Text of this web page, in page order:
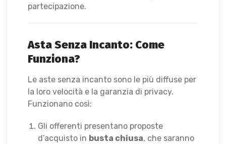
partecipazione.
Asta Senza Incanto: Come
Funziona?
Le aste senza incanto sono le più diffuse per
la loro velocità e la garanzia di privacy.
Funzionano così:
Gli offerenti presentano proposte
d’acquisto in busta chiusa, che saranno